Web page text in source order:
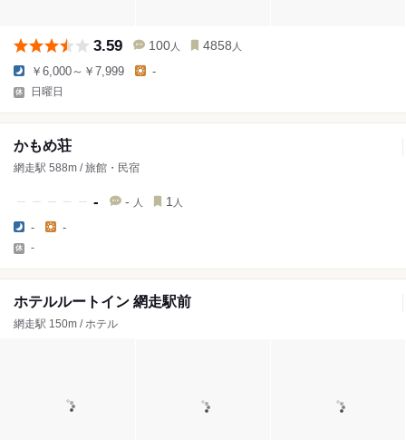
3.59 100 人 4858 人
￥6,000～￥7,999 -
日曜日
かもめ荘
網走駅 588m / 旅館・民宿
- - 人 1 人
- -
-
ホテルルートイン 網走駅前
網走駅 150m / ホテル